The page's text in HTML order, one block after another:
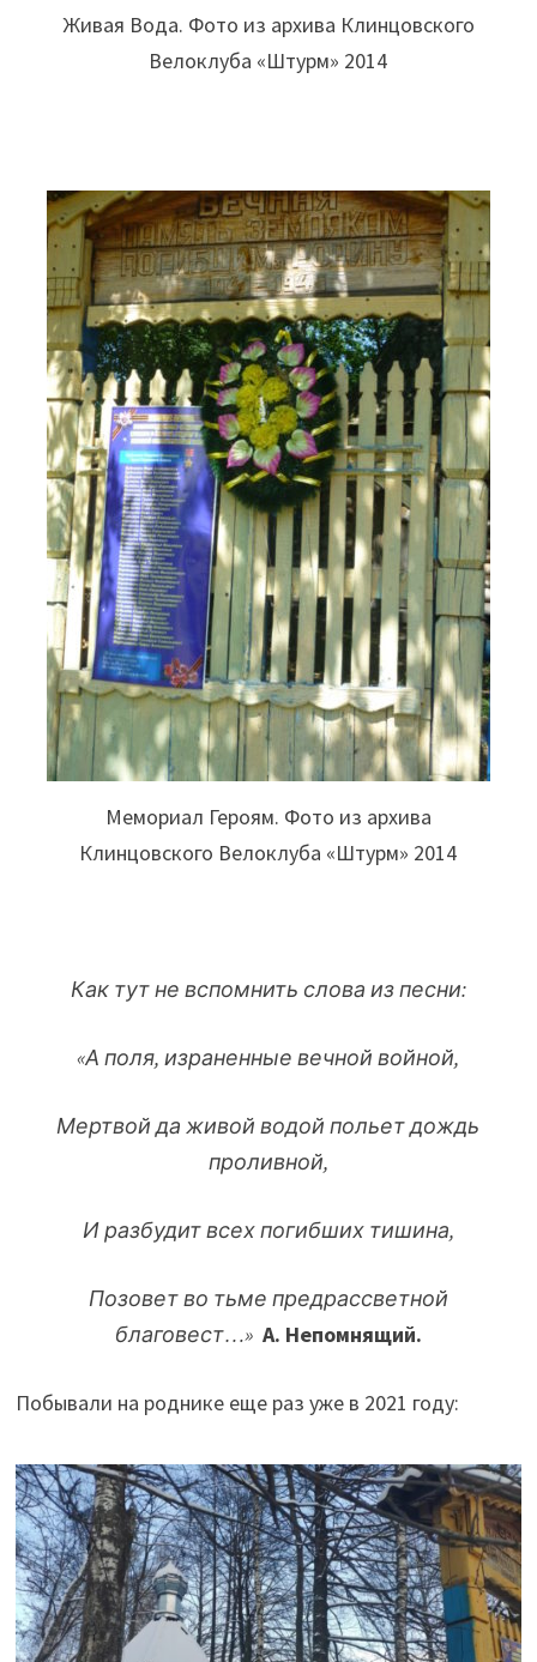
Живая Вода. Фото из архива Клинцовского
Велоклуба «Штурм» 2014
Мемориал Героям. Фото из архива
Клинцовского Велоклуба «Штурм» 2014
Как тут не вспомнить слова из песни:
«А поля, израненные вечной войной,
Мертвой да живой водой польет дождь
проливной,
И разбудит всех погибших тишина,
Позовет во тьме предрассветной
благовест…» А. Непомнящий.
Побывали на роднике еще раз уже в 2021 году: